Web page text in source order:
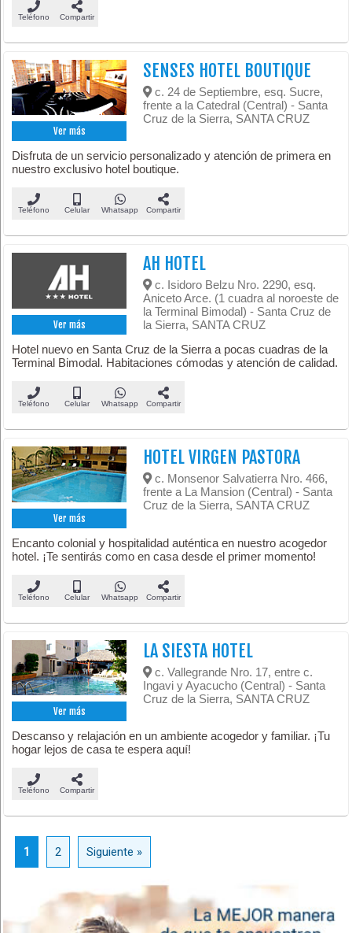
Teléfono Compartir
Ver más
SENSES HOTEL BOUTIQUE
c. 24 de Septiembre, esq. Sucre,
frente a la Catedral (Central) - Santa
Cruz de la Sierra, SANTA CRUZ
Disfruta de un servicio personalizado y atención de primera en
nuestro exclusivo hotel boutique.
Teléfono Celular Whatsapp Compartir
Ver más
AH HOTEL
c. Isidoro Belzu Nro. 2290, esq.
Aniceto Arce. (1 cuadra al noroeste de
la Terminal Bimodal) - Santa Cruz de
la Sierra, SANTA CRUZ
Hotel nuevo en Santa Cruz de la Sierra a pocas cuadras de la
Terminal Bimodal. Habitaciones cómodas y atención de calidad.
Teléfono Celular Whatsapp Compartir
Ver más
HOTEL VIRGEN PASTORA
c. Monsenor Salvatierra Nro. 466,
frente a La Mansion (Central) - Santa
Cruz de la Sierra, SANTA CRUZ
Encanto colonial y hospitalidad auténtica en nuestro acogedor
hotel. ¡Te sentirás como en casa desde el primer momento!
Teléfono Celular Whatsapp Compartir
Ver más
LA SIESTA HOTEL
c. Vallegrande Nro. 17, entre c.
Ingavi y Ayacucho (Central) - Santa
Cruz de la Sierra, SANTA CRUZ
Descanso y relajación en un ambiente acogedor y familiar. ¡Tu
hogar lejos de casa te espera aquí!
Teléfono Compartir
1 2 Siguiente »